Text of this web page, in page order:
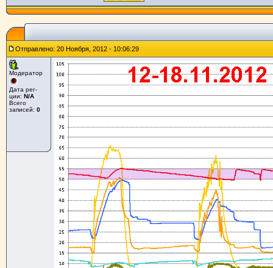
Отправлено: 20 Ноября, 2012 - 10:06:29
Модератор
Дата рег-
ции: N/A
Всего
записей: 0